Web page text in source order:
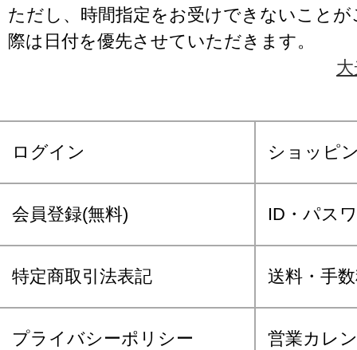
ただし、時間指定をお受けできないこと
際は日付を優先させていただきます。
ログイン ショッピ
会員登録(無料) ID・パス
特定商取引法表記 送料・手
プライバシーポリシー 営業カレ